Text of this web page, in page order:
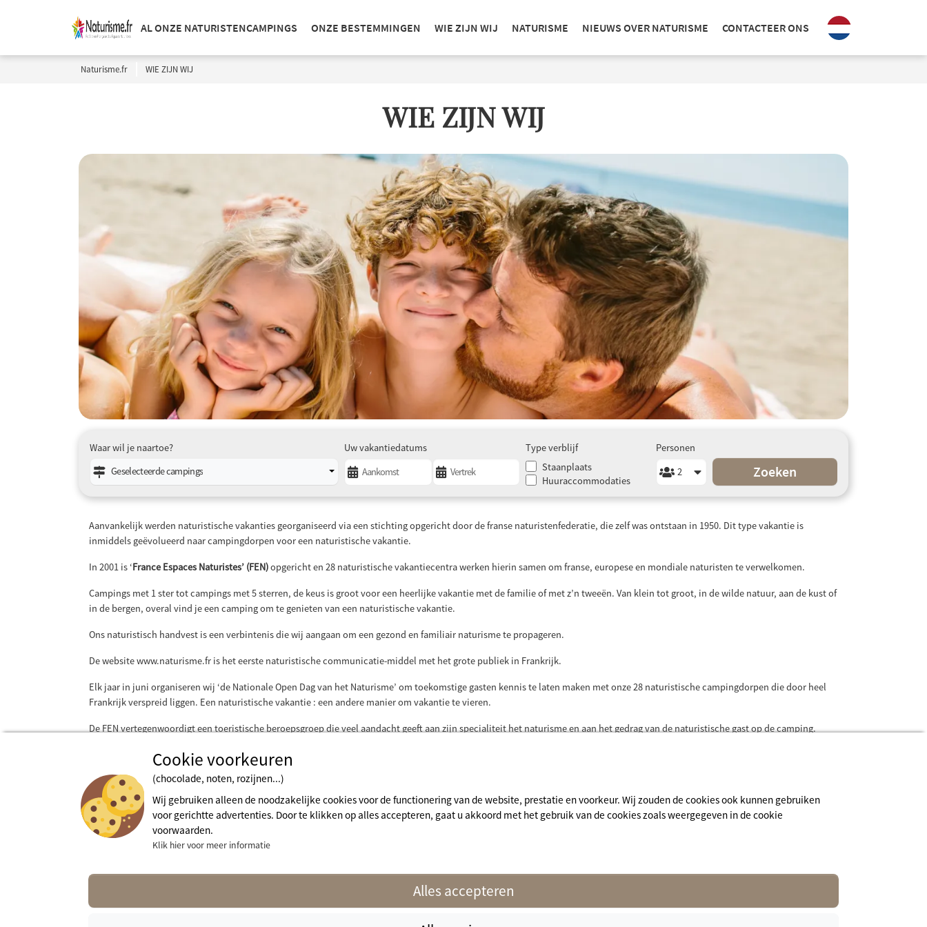
AL ONZE NATURISTENCAMPINGS ONZE BESTEMMINGEN WIE ZIJN WIJ NATURISME NIEUWS OVER NATURISME CONTACTEER ONS
Naturisme.fr WIE ZIJN WIJ
WIE ZIJN WIJ
Waar wil je naartoe?
Geselecteerde campings
Uw vakantiedatums
Type verblijf
Staanplaats
Huuraccommodaties
Personen
Zoeken
Aanvankelijk werden naturistische vakanties georganiseerd via een stichting opgericht door de franse naturistenfederatie, die zelf was ontstaan in 1950. Dit type vakantie is
inmiddels geëvolueerd naar campingdorpen voor een naturistische vakantie.
In 2001 is ‘France Espaces Naturistes’ (FEN)opgericht en 28 naturistische vakantiecentra werken hierin samen om franse, europese en mondiale naturisten te verwelkomen.
Campings met 1 ster tot campings met 5 sterren, de keus is groot voor een heerlijke vakantie met de familie of met z’n tweeën. Van klein tot groot, in de wilde natuur, aan de kust of
in de bergen, overal vind je een camping om te genieten van een naturistische vakantie.
Ons naturistisch handvest is een verbintenis die wij aangaan om een gezond en familiair naturisme te propageren.
De website www.naturisme.fr is het eerste naturistische communicatie-middel met het grote publiek in Frankrijk.
Elk jaar in juni organiseren wij ‘de Nationale Open Dag van het Naturisme’ om toekomstige gasten kennis te laten maken met onze 28 naturistische campingdorpen die door heel
Frankrijk verspreid liggen. Een naturistische vakantie : een andere manier om vakantie te vieren.
De FEN vertegenwoordigt een toeristische beroepsgroep die veel aandacht geeft aan zijn specialiteit het naturisme en aan het gedrag van de naturistische gast op de camping.
Op onze blog ‘meningen van klanten’ kunt u uw op-en aanmerkingen kwijt, deze stellen ons in staat om zo veel mogelijk aan u wensen te voldoen.
Inschrijven voor de nieuwsbrief
Wettelijke bepalingens
Cookiebeleid
Meer info
Cookie voorkeuren
(chocolade, noten, rozijnen...)
Wij gebruiken alleen de noodzakelijke cookies voor de functionering van de website, prestatie en voorkeur. Wij zouden de cookies ook kunnen gebruiken
voor gerichtte advertenties. Door te klikken op alles accepteren, gaat u akkoord met het gebruik van de cookies zoals weergegeven in de cookie
voorwaarden.
Klik hier voor meer informatie
Alles accepteren